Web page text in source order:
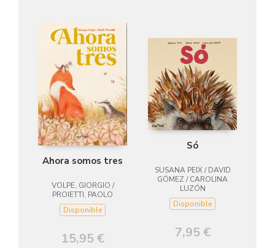
Ahora somos tres
VOLPE, GIORGIO /
PROIETTI, PAOLO
Disponible
15,95 €
Só
SUSANA PEIX / DAVID
GÓMEZ / CAROLINA
LUZÓN
Disponible
7,95 €